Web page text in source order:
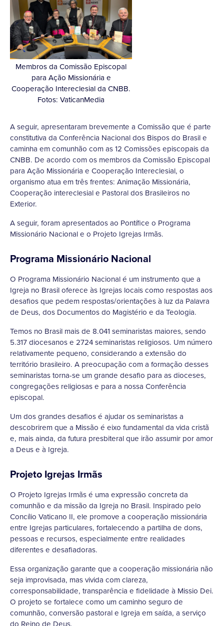
Membros da Comissão Episcopal
para Ação Missionária e
Cooperação Intereclesial da CNBB.
Fotos: VaticanMedia
A seguir, apresentaram brevemente a Comissão que é parte
constitutiva da Conferência Nacional dos Bispos do Brasil e
caminha em comunhão com as 12 Comissões episcopais da
CNBB. De acordo com os membros da Comissão Episcopal
para Ação Missionária e Cooperação Intereclesial, o
organismo atua em três frentes: Animação Missionária,
Cooperação intereclesial e Pastoral dos Brasileiros no
Exterior.
A seguir, foram apresentados ao Pontífice o Programa
Missionário Nacional e o Projeto Igrejas Irmãs.
Programa Missionário Nacional
O Programa Missionário Nacional é um instrumento que a
Igreja no Brasil oferece às Igrejas locais como respostas aos
desafios que pedem respostas/orientações à luz da Palavra
de Deus, dos Documentos do Magistério e da Teologia.
Temos no Brasil mais de 8.041 seminaristas maiores, sendo
5.317 diocesanos e 2724 seminaristas religiosos. Um número
relativamente pequeno, considerando a extensão do
território brasileiro. A preocupação com a formação desses
seminaristas torna-se um grande desafio para as dioceses,
congregações religiosas e para a nossa Conferência
episcopal.
Um dos grandes desafios é ajudar os seminaristas a
descobrirem que a Missão é eixo fundamental da vida cristã
e, mais ainda, da futura presbiteral que irão assumir por amor
a Deus e à Igreja.
Projeto Igrejas Irmãs
O Projeto Igrejas Irmãs é uma expressão concreta da
comunhão e da missão da Igreja no Brasil. Inspirado pelo
Concílio Vaticano II, ele promove a cooperação missionária
entre Igrejas particulares, fortalecendo a partilha de dons,
pessoas e recursos, especialmente entre realidades
diferentes e desafiadoras.
Essa organização garante que a cooperação missionária não
seja improvisada, mas vivida com clareza,
corresponsabilidade, transparência e fidelidade à Missio Dei.
O projeto se fortalece como um caminho seguro de
comunhão, conversão pastoral e Igreja em saída, a serviço
do Reino de Deus.